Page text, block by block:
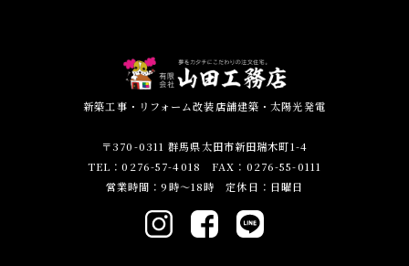
新築工事・リフォーム改装店舗建築・太陽光発電
〒370-0311 群馬県太田市新田瑞木町1-4
TEL：0276-57-4018 FAX：0276-55-0111
営業時間：9時～18時 定休日：日曜日